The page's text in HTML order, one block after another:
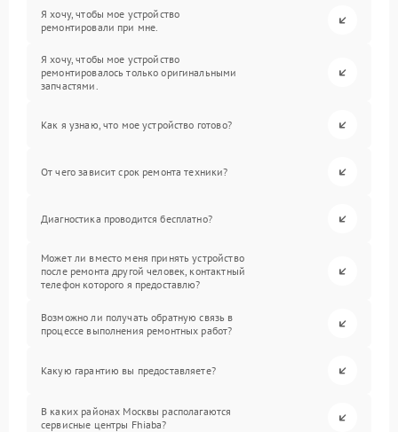
Я хочу, чтобы мое устройство
ремонтировали при мне.
Я хочу, чтобы мое устройство
ремонтировалось только оригинальными
запчастями.
Как я узнаю, что мое устройство готово?
От чего зависит срок ремонта техники?
Диагностика проводится бесплатно?
Может ли вместо меня принять устройство
после ремонта другой человек, контактный
телефон которого я предоставлю?
Возможно ли получать обратную связь в
процессе выполнения ремонтных работ?
Какую гарантию вы предоставляете?
В каких районах Москвы располагаются
сервисные центры Fhiaba?